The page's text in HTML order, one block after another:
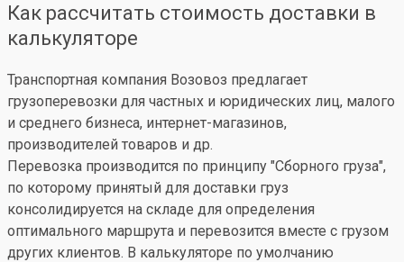
Как рассчитать стоимость доставки в
калькуляторе
Транспортная компания Возовоз предлагает
грузоперевозки для частных и юридических лиц, малого
и среднего бизнеса, интернет-магазинов,
производителей товаров и др.
Перевозка производится по принципу "Сборного груза",
по которому принятый для доставки груз
консолидируется на складе для определения
оптимального маршрута и перевозится вместе с грузом
других клиентов. В калькуляторе по умолчанию